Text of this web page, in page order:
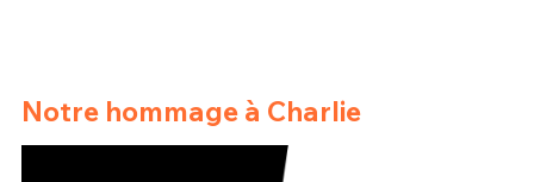
Notre hommage à Charlie